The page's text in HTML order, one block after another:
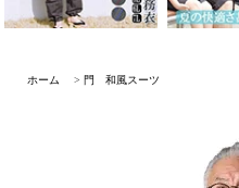
ホーム > 門 和風スーツ